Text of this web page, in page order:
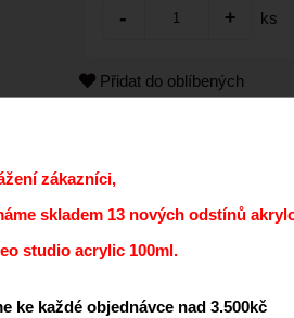
ks
Přidat do oblíbených
Dostupnost:
zákazníci,
skladem 13 nových odstínů
studio acrylic 100ml.
ke každé objednávce nad 3.500kč